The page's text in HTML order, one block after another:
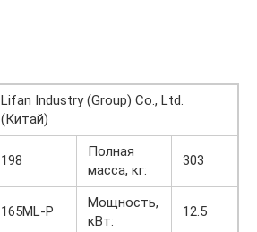
Lifan Industry (Group) Co., Ltd.
(Китай)
198
Полная
масса, кг:
303
165ML-P
Мощность,
кВт:
12.5